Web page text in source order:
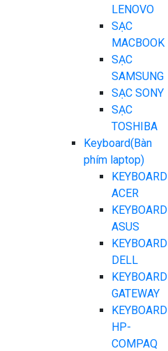
LENOVO
SẠC
MACBOOK
SẠC
SAMSUNG
SẠC SONY
SẠC
TOSHIBA
Keyboard(Bàn
phím laptop)
KEYBOARD
ACER
KEYBOARD
ASUS
KEYBOARD
DELL
KEYBOARD
GATEWAY
KEYBOARD
HP-
COMPAQ